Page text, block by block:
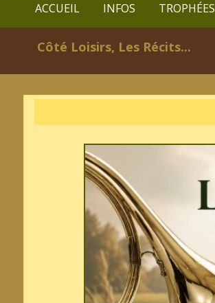
ACCUEIL INFOS TROPHÉES
Côté Loisirs, Les Récits...